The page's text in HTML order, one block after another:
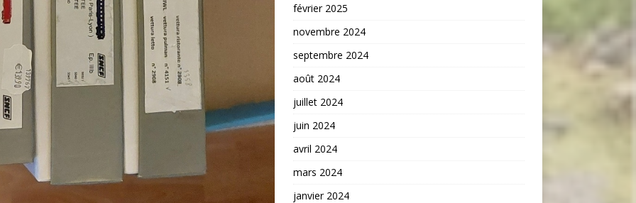
février 2025
novembre 2024
septembre 2024
août 2024
juillet 2024
juin 2024
avril 2024
mars 2024
janvier 2024